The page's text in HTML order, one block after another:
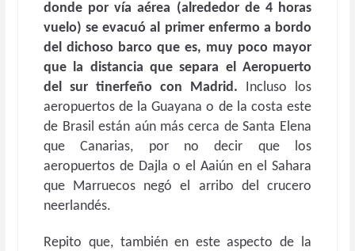
donde por vía aérea (alrededor de 4 horas
vuelo) se evacuó al primer enfermo a bordo
del dichoso barco que es, muy poco mayor
que la distancia que separa el Aeropuerto
del sur tinerfeño con Madrid. Incluso los
aeropuertos de la Guayana o de la costa este
de Brasil están aún más cerca de Santa Elena
que Canarias, por no decir que los
aeropuertos de Dajla o el Aaiún en el Sahara
que Marruecos negó el arribo del crucero
neerlandés.
Repito que, también en este aspecto de la